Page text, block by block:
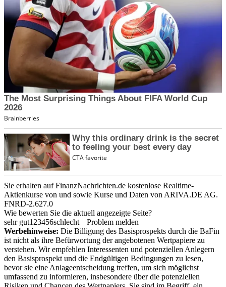
Sie erhalten auf FinanzNachrichten.de kostenlose Realtime-
Aktienkurse von und sowie Kurse und Daten von ARIVA.DE AG.
FNRD-2.627.0
Wie bewerten Sie die aktuell angezeigte Seite?
sehr gut1 23456schlecht
Problem melden
Werbehinweise: Die Billigung des Basisprospekts durch die BaFin
ist nicht als ihre Befürwortung der angebotenen Wertpapiere zu
verstehen. Wir empfehlen Interessenten und potenziellen Anlegern
den Basisprospekt und die Endgültigen Bedingungen zu lesen,
bevor sie eine Anlageentscheidung treffen, um sich möglichst
umfassend zu informieren, insbesondere über die potenziellen